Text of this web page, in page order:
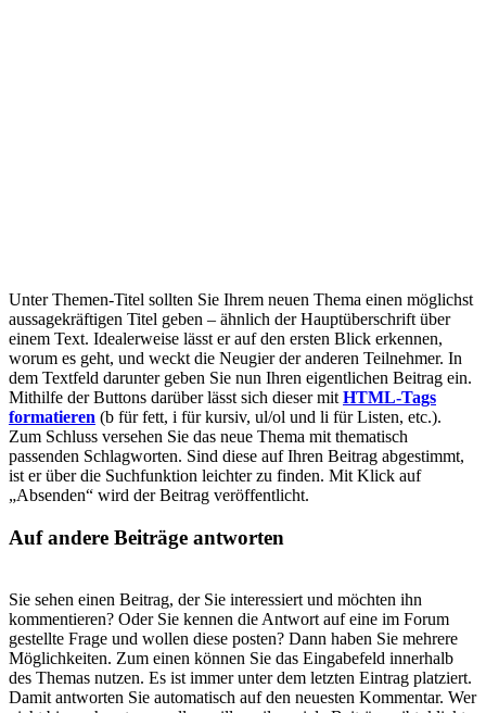
Unter Themen-Titel sollten Sie Ihrem neuen Thema einen möglichst
aussagekräftigen Titel geben – ähnlich der Hauptüberschrift über
einem Text. Idealerweise lässt er auf den ersten Blick erkennen,
worum es geht, und weckt die Neugier der anderen Teilnehmer. In
dem Textfeld darunter geben Sie nun Ihren eigentlichen Beitrag ein.
Mithilfe der Buttons darüber lässt sich dieser mit HTML-Tags
formatieren (b für fett, i für kursiv, ul/ol und li für Listen, etc.).
Zum Schluss versehen Sie das neue Thema mit thematisch
passenden Schlagworten. Sind diese auf Ihren Beitrag abgestimmt,
ist er über die Suchfunktion leichter zu finden. Mit Klick auf
„Absenden“ wird der Beitrag veröffentlicht.
Auf andere Beiträge antworten
Sie sehen einen Beitrag, der Sie interessiert und möchten ihn
kommentieren? Oder Sie kennen die Antwort auf eine im Forum
gestellte Frage und wollen diese posten? Dann haben Sie mehrere
Möglichkeiten. Zum einen können Sie das Eingabefeld innerhalb
des Themas nutzen. Es ist immer unter dem letzten Eintrag platziert.
Damit antworten Sie automatisch auf den neuesten Kommentar. Wer